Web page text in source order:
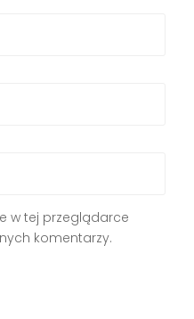
w tej przeglądarce
komentarzy.